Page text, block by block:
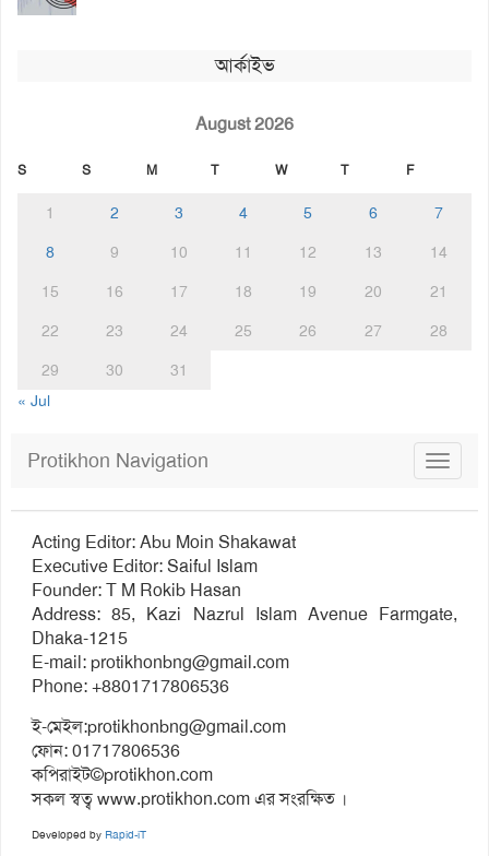
আর্কাইভ
August 2026
S S M T W T F
1 2 3 4 5 6
7
8
9 10 11 12 13
14
15
16 17 18 19 20
21
22
23 24 25 26 27
28
29
30
31
« Jul
Toggle
Protikhon Navigation
Acting Editor: Abu Moin Shakawat
Executive Editor: Saiful Islam
Founder: T M Rokib Hasan
Address: 85, Kazi Nazrul Islam Avenue Farmgate,
Dhaka-1215
E-mail:protikhonbng@gmail.com
Phone: +8801717806536
ই-মেইল:protikhonbng@gmail.com
ফোন: 01717806536
কপিরাইট©protikhon.com
সকল স্বত্ব www.protikhon.com এর সংরক্ষিত ।
Developed by Rapid-iT